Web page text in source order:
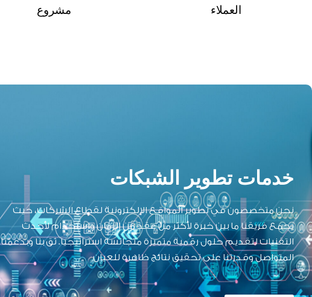
العملاء مشروع
خدمات تطوير الشبكات
نحن متخصصون في تطوير المواقع الإلكترونية لقطاع الشركات، حيث
يجمع فريقنا ما بين خبرة لأكثر من عقد من الزمان واستخدام لأحدث
التقنيات لتقديم حلول رقمية متميزة متجانسة استراتيجيا. ثق بنا وبدعمنا
المتواصل وقدرتنا على تحقيق نتائج ظاهرة للعيان